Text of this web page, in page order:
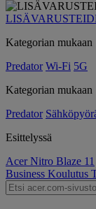
Kategorian mukaan
Predator Wi-Fi 5G
Kategorian mukaan
Predator
Esittelyssä
Acer Nitro Blaze 11
Business Koulutus